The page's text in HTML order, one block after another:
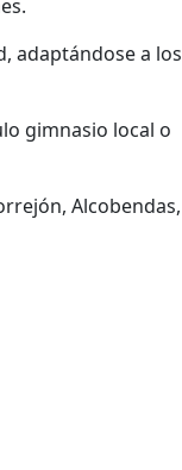
adaptándose a los
gimnasio local o
Alcobendas,